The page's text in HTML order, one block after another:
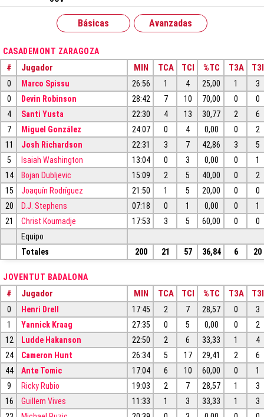
Básicas Avanzadas
CASADEMONT ZARAGOZA
# Jugador MIN TCA TCI %TC T3A T3I
0 Marco Spissu 26:56 1 4 25,00 1
3
0
Devin Robinson 28:42 7 10 70,00 0
0
4
Santi Yusta 22:30 4 13 30,77 2
6
7
Miguel González 24:07 0 4 0,00 0
2
11
Josh Richardson 22:31 3 7 42,86 3
5
5
Isaiah Washington 13:04 0 3 0,00 0
1
14
Bojan Dubljevic 15:09 2 5 40,00 0
2
15
Joaquín Rodríguez 21:50 1 5 20,00 0
0
20
D.J. Stephens 07:18 0 1 0,00 0
1
21
Christ Koumadje 17:53 3 5 60,00 0
0
Equipo
Totales
200 21 57 36,84 6 20
JOVENTUT BADALONA
# Jugador MIN TCA TCI %TC T3A T3I
0 Henri Drell 17:45 2 7 28,57 0
3
1
Yannick Kraag 27:35 0 5 0,00 0
2
12
Ludde Hakanson 22:50 2 6 33,33 1
4
24
Cameron Hunt 26:34 5 17 29,41 2
6
44
Ante Tomic 17:04 6 10 60,00 0
1
9
Ricky Rubio 19:03 2 7 28,57 1
3
16
Guillem Vives 11:33 1 3 33,33 1
3